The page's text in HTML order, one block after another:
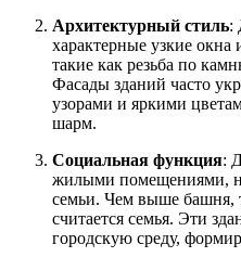
Архитектурный стиль:
характерные узкие
такие как резьба по
Фасады зданий часто
узорами и яркими
шарм.
Социальная функция:
жилыми помещениями,
семьи. Чем выше башня,
считается семья. Эти
городскую среду,